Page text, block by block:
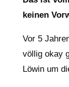
keinen
Vor 5
völlig okay
Löwin um